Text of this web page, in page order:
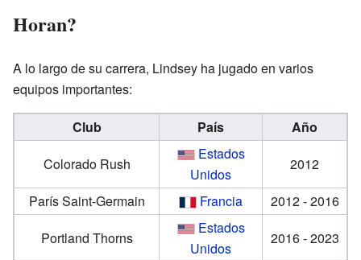
Horan?
A lo largo de su carrera, Lindsey ha jugado en varios
equipos importantes:
Club País
Año
Colorado Rush
Estados
Unidos
2012
París Saint-Germain
Francia
2012 - 2016
Portland Thorns
Estados
Unidos
2016 - 2023